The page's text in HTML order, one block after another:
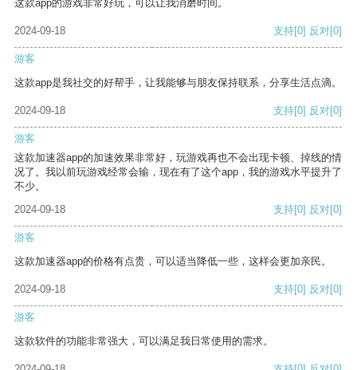
这款app的游戏非常好玩，可以让我消磨时间。
2024-09-18 支持[0] 反对[0]
游客
这款app是我社交的好帮手，让我能够与朋友保持联系，分享生活点滴。
2024-09-18 支持[0] 反对[0]
游客
这款加速器app的加速效果非常好，玩游戏再也不会出现卡顿、掉线的情
况了。我以前玩游戏经常会输，现在有了这个app，我的游戏水平提升了
不少。
2024-09-18
支持[0] 反对[0]
游客
这款加速器app的价格有点贵，可以适当降低一些，这样会更加亲民。
2024-09-18 支持[0] 反对[0]
游客
这款软件的功能非常强大，可以满足我日常使用的需求。